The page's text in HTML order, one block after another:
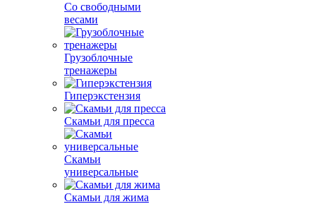
Со свободными
весами
Грузоблочные
тренажеры
Гиперэкстензия
Скамьи для пресса
Скамьи
универсальные
Скамьи для жима